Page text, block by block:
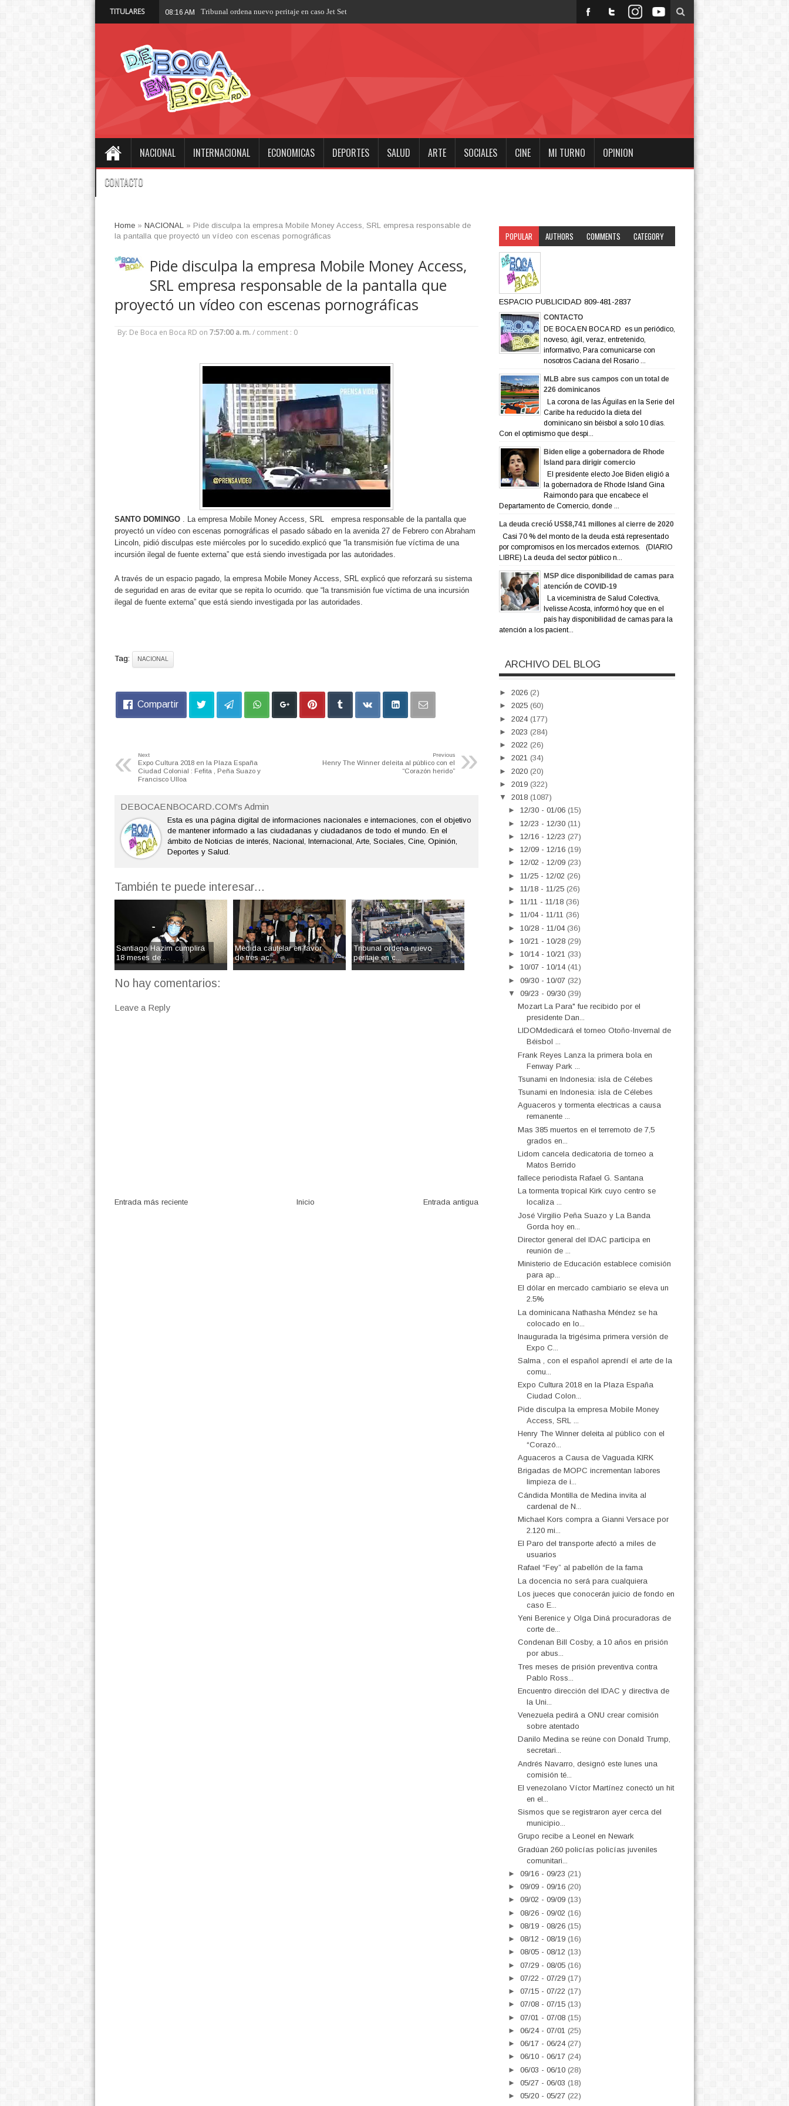
TITULARES 08:07 AM Trump a Irán:
NACIONAL INTERNACIONAL ECONOMICAS DEPORTES SALUD ARTE SOCIALES CINE MI TURNO OPINION
CONTACTO
Home» NACIONAL» Pide disculpa la empresa Mobile Money Access, SRL empresa responsable de
la pantalla que proyectó un vídeo con escenas pornográficas
Pide disculpa la empresa Mobile Money Access,
SRL empresa responsable de la pantalla que
proyectó un vídeo con escenas pornográficas
By: De Boca en Boca RD on 7:57:00 a. m. / comment : 0
SANTO DOMINGO. La empresa Mobile Money Access, SRL
empresa responsable de la pantalla que
proyectó un vídeo con escenas pornográficas el pasado sábado en la avenida 27 de Febrero con Abraham
Lincoln, pidió disculpas este miércoles por lo sucedido.explicó que “la transmisión fue víctima de una
incursión ilegal de fuente externa” que está siendo investigada por las autoridades.
A través de un espacio pagado, la empresa Mobile Money Access, SRL explicóque reforzará su sistema
de seguridad en aras de evitar que se repita lo ocurrido. que “la transmisión fue víctima de una incursión
ilegal de fuente externa” que está siendo investigada por las autoridades.
Tag: NACIONAL
Compartir
« Next
Expo Cultura 2018 en la Plaza España
Ciudad Colonial : Fefita , Peña Suazo y
Francisco Ulloa
»
Previous
Henry The Winner deleita al público con el
“Corazón herido”
DEBOCAENBOCARD.COM's Admin
Esta es una página digital de informaciones nacionales e internaciones, con el objetivo
de mantener informado a las ciudadanas y ciudadanos de todo el mundo. En el
ámbito de Noticias de interés, Nacional, Internacional, Arte, Sociales, Cine, Opinión,
Deportes y Salud.
También te puede interesar...
Santiago Hazim cumplirá
18 meses de...
Medida cautelar en favor
de tres ac...
Tribunal ordena nuevo
peritaje en c...
No hay comentarios:
Leave a Reply
Entrada más reciente Entrada antigua
Inicio
POPULAR AUTHORS COMMENTS CATEGORY
ESPACIO PUBLICIDAD 809-481-2837
CONTACTO
DE BOCA EN BOCA RD es un periódico,
noveso, ágil, veraz, entretenido,
informativo, Para comunicarse con
nosotros Caciana del Rosario ...
MLB abre sus campos con un total de
226 dominicanos
La corona de las Águilas en la Serie del
Caribe ha reducido la dieta del
dominicano sin béisbol a solo 10 días.
Con el optimismo que despi...
Biden elige a gobernadora de Rhode
Island para dirigir comercio
El presidente electo Joe Biden eligió a
la gobernadora de Rhode Island Gina
Raimondo para que encabece el
Departamento de Comercio, donde ...
La deuda creció US$8,741 millones al cierre de 2020
Casi 70 % del monto de la deuda está representado
por compromisos en los mercados externos. (DIARIO
LIBRE) La deuda del sector público n...
MSP dice disponibilidad de camas para
atención de COVID-19
La viceministra de Salud Colectiva,
Ivelisse Acosta, informó hoy que en el
país hay disponibilidad de camas para la
atención a los pacient...
ARCHIVO DEL BLOG
► 2026 (2)
► 2025 (60)
► 2024 (177)
► 2023 (284)
► 2022 (26)
► 2021 (34)
► 2020 (20)
► 2019 (322)
▼ 2018 (1087)
►12/30 - 01/06 (15)
► 12/23 - 12/30 (11)
► 12/16 - 12/23 (27)
►12/09 - 12/16 (19)
►12/02 - 12/09 (23)
► 11/25 - 12/02 (26)
► 11/18 - 11/25 (26)
►11/11 - 11/18 (36)
►11/04 - 11/11 (36)
► 10/28 - 11/04 (36)
► 10/21 - 10/28 (29)
►10/14 - 10/21 (33)
►10/07 - 10/14 (41)
►09/30 - 10/07 (32)
▼09/23 - 09/30 (39)
Mozart La Para" fue recibido por el
presidente Dan...
LIDOMdedicará el torneo Otoño-Invernal de
Béisbol ...
Frank Reyes Lanza la primera bola en
Fenway Park ...
Tsunami en Indonesia: isla de Célebes
Tsunami en Indonesia: isla de Célebes
Aguaceros y tormenta electricas a causa
remanente ...
Mas 385 muertos en el terremoto de 7,5
grados en...
Lidom cancela dedicatoria de torneo a
Matos Berrido
fallece periodista Rafael G. Santana
La tormenta tropical Kirk cuyo centro se
localiza ...
José Virgilio Peña Suazo y La Banda
Gorda hoy en...
Director general del IDAC participa en
reunión de ...
Ministerio de Educación establece comisión
para ap...
El dólar en mercado cambiario se eleva un
2.5%
La dominicana Nathasha Méndez se ha
colocado en lo...
Inaugurada la trigésima primera versión de
Expo C...
Salma , con el español aprendí el arte de la
comu...
Expo Cultura 2018 en la Plaza España
Ciudad Colon...
Pide disculpa la empresa Mobile Money
Access, SRL ...
Henry The Winner deleita al público con el
“Corazó...
Aguaceros a Causa de Vaguada KIRK
Brigadas de MOPC incrementan labores
limpieza de i...
Cándida Montilla de Medina invita al
cardenal de N...
Michael Kors compra a Gianni Versace por
2.120 mi...
El Paro del transporte afectó a miles de
usuarios
Rafael “Fey” al pabellón de la fama
La docencia no será para cualquiera
Los jueces que conocerán juicio de fondo en
caso E...
Yeni Berenice y Olga Diná procuradoras de
corte de...
Condenan Bill Cosby, a 10 años en prisión
por abus...
Tres meses de prisión preventiva contra
Pablo Ross...
Encuentro dirección del IDAC y directiva de
la Uni...
Venezuela pedirá a ONU crear comisión
sobre atentado
Danilo Medina se reúne con Donald Trump,
secretari...
Andrés Navarro, designó este lunes una
comisión té...
El venezolano Víctor Martínez conectó un hit
en el...
Sismos que se registraron ayer cerca del
municipio...
Grupo recibe a Leonel en Newark
Gradúan 260 policías policías juveniles
comunitari...
►09/16 - 09/23 (21)
►09/09 - 09/16 (20)
►09/02 - 09/09 (13)
►08/26 - 09/02 (16)
►08/19 - 08/26 (15)
►08/12 - 08/19 (16)
►08/05 - 08/12 (13)
►07/29 - 08/05 (16)
►07/22 - 07/29 (17)
►07/15 - 07/22 (17)
►07/08 - 07/15 (13)
►07/01 - 07/08 (15)
►06/24 - 07/01 (25)
►06/17 - 06/24 (27)
►06/10 - 06/17 (24)
►06/03 - 06/10 (28)
►05/27 - 06/03 (18)
►05/20 - 05/27 (22)